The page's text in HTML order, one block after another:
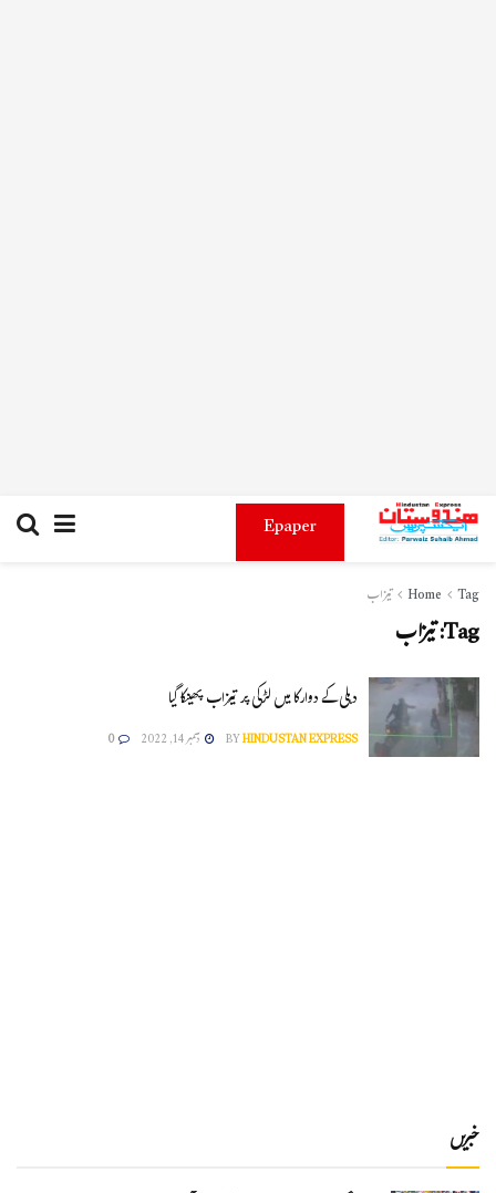
Epaper
Home Tag تیزاب
Tag:تیزاب
دہلی کے دوارکا میں لڑکی پر تیزاب پھینکا گیا
BYHINDUSTAN EXPRESS دسمبر 14, 2022 0
خبریں